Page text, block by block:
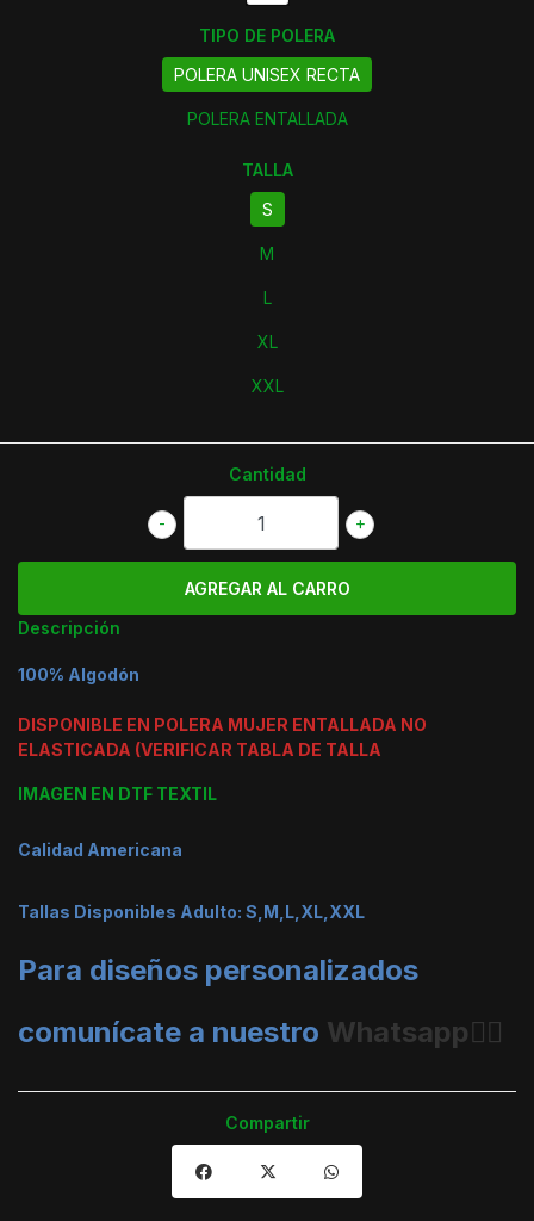
TIPO DE POLERA
POLERA UNISEX RECTA
POLERA ENTALLADA
TALLA
S
M
L
XL
XXL
Cantidad
+
-
Descripción
100% Algodón
DISPONIBLE EN POLERA MUJER ENTALLADA NO
ELASTICADA (VERIFICAR TABLA DE TALLA
IMAGEN EN DTF TEXTIL
Calidad Americana
Tallas Disponibles Adulto: S,M,L,XL,XXL
Para diseños personalizados
comunícate a nuestro Whatsapp👈🏼
Compartir